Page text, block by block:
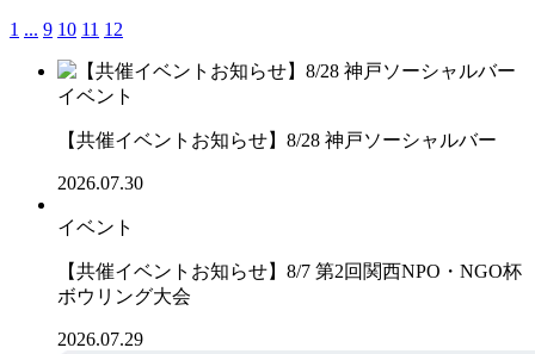
1 ... 9 10 11 12
イベント
【共催イベントお知らせ】8/28 神戸ソーシャルバー
2026.07.30
イベント
【共催イベントお知らせ】8/7 第2回関西NPO・NGO杯
ボウリング大会
2026.07.29